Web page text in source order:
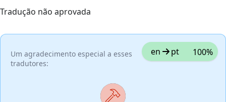
Tradução não aprovada
Um agradecimento especial a esses
tradutores:
en pt 100%